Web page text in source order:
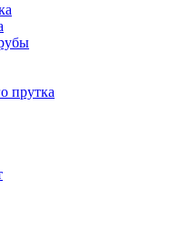
прутка